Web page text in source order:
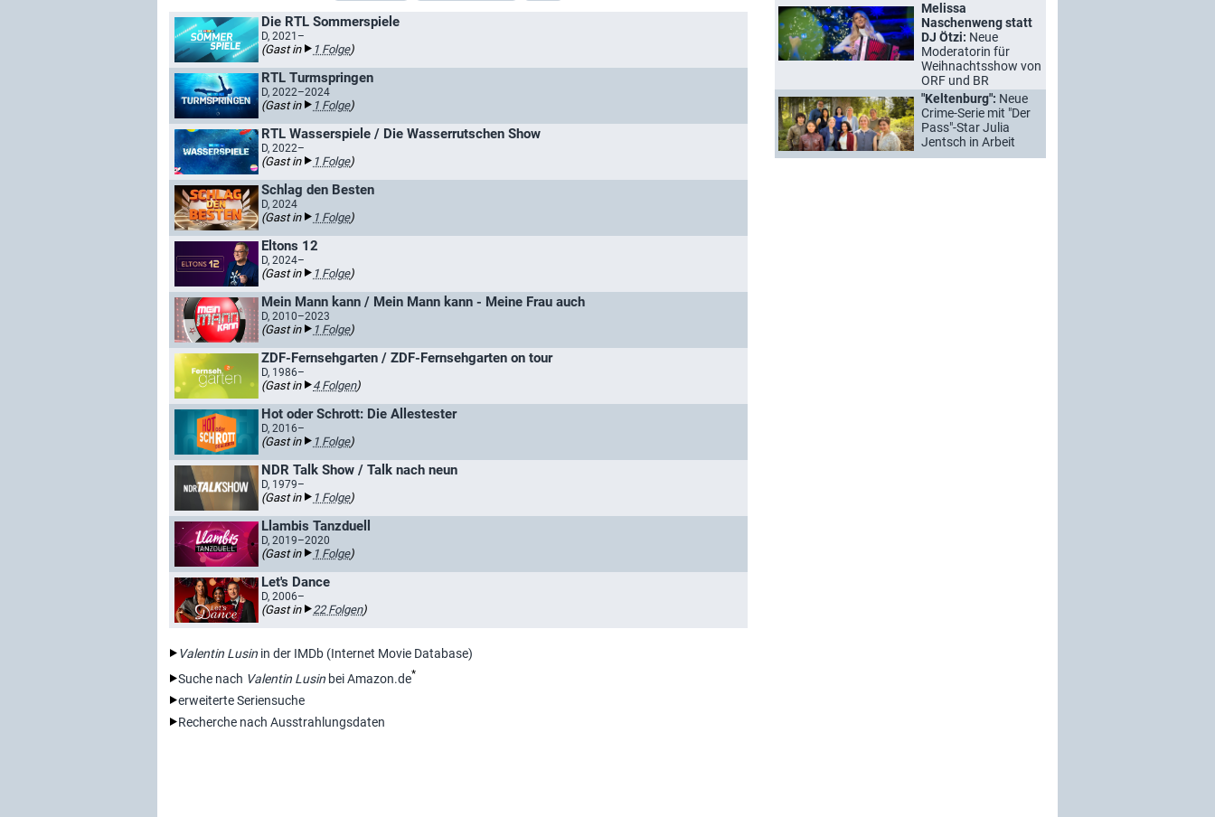
Die RTL Sommerspiele
D, 2021–
(Gast in 1 Folge)
RTL Turmspringen
D, 2022–2024
(Gast in 1 Folge)
RTL Wasserspiele / Die Wasserrutschen Show
D, 2022–
(Gast in 1 Folge)
Schlag den Besten
D, 2024
(Gast in 1 Folge)
Eltons 12
D, 2024–
(Gast in 1 Folge)
Mein Mann kann / Mein Mann kann - Meine Frau auch
D, 2010–2023
(Gast in 1 Folge)
ZDF-Fernsehgarten / ZDF-Fernsehgarten on tour
D, 1986–
(Gast in 4 Folgen)
Hot oder Schrott: Die Allestester
D, 2016–
(Gast in 1 Folge)
NDR Talk Show / Talk nach neun
D, 1979–
(Gast in 1 Folge)
Llambis Tanzduell
D, 2019–2020
(Gast in 1 Folge)
Let's Dance
D, 2006–
(Gast in 22 Folgen)
Valentin Lusin in der IMDb (Internet Movie Database)
Suche nach Valentin Lusin bei Amazon.de*
erweiterte Seriensuche
Recherche nach Ausstrahlungsdaten
Melissa
Naschenweng statt
DJ Ötzi: Neue
Moderatorin für
Weihnachtsshow von
ORF und BR
"Keltenburg": Neue
Crime-Serie mit "Der
Pass"-Star Julia
Jentsch in Arbeit